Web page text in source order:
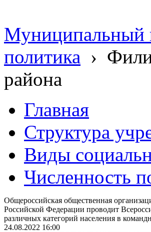
Муниципальный
политика ›
района
Главная
Структура
Виды
Численность
Общероссийская общественная
Российской Федерации проводит
различных категорий населения в
24.08.2022 16:00